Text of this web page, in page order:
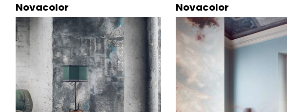
Novacolor Novacolor